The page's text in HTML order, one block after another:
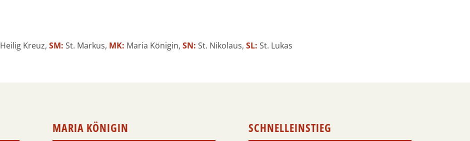
Heilig Kreuz,SM: St. Markus, MK: Maria Königin,SN: St. Nikolaus,SL: St. Lukas
MARIA KÖNIGIN SCHNELLEINSTIEG